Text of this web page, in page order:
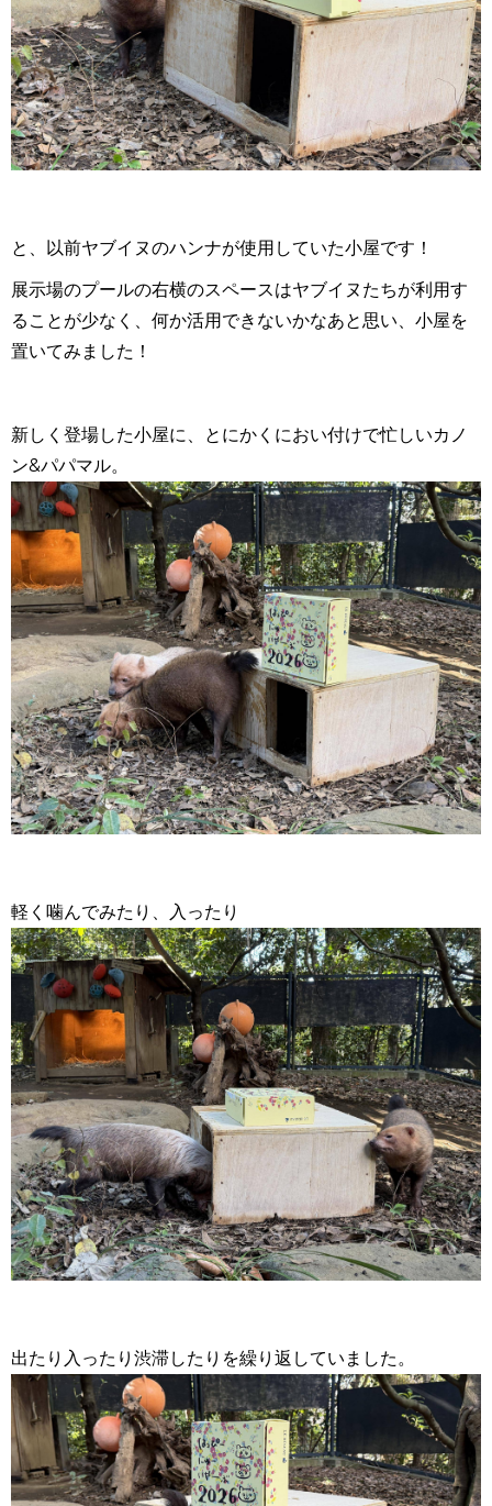
と、以前ヤブイヌのハンナが使用していた小屋です！
展示場のプールの右横のスペースはヤブイヌたちが利用す
ることが少なく、何か活用できないかなあと思い、小屋を
置いてみました！
新しく登場した小屋に、とにかくにおい付けで忙しいカノ
ン&パパマル。
軽く噛んでみたり、入ったり
出たり入ったり渋滞したりを繰り返していました。